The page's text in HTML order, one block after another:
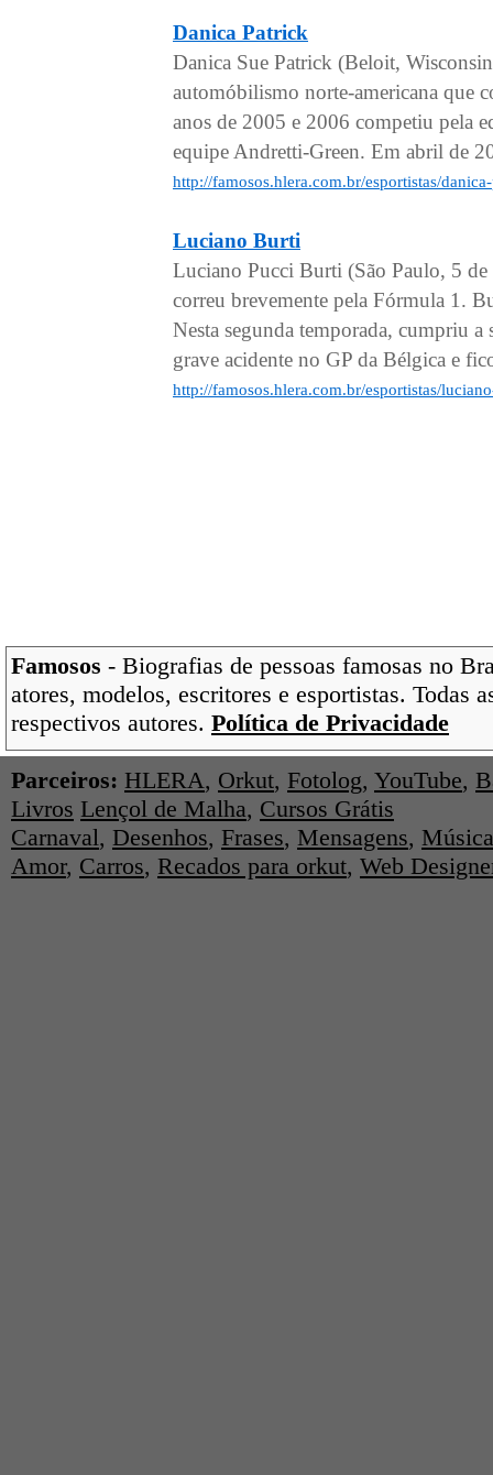
Danica Patrick
Danica Sue Patrick (Beloit,
automóbilismo norte-americana que
anos de 2005 e 2006 competiu pela
equipe Andretti-Green. Em abril de
http://famosos.hlera.com.br/esportistas/
Luciano Burti
Luciano Pucci Burti (São Paulo, 5
correu brevemente pela Fórmula 1.
Nesta segunda temporada, cumpriu
grave acidente no GP da Bélgica e
http://famosos.hlera.com.br/esportistas/
Famosos - Biografias de pessoas famosas no
atores, modelos, escritores e esportistas. Todas
respectivos autores. Política de Privacidade
Parceiros: HLERA, Orkut, Fotolog, YouTube,
Livros Lençol de Malha, Cursos Grátis
Carnaval, Desenhos, Frases, Mensagens,
Amor, Carros, Recados para orkut, Web